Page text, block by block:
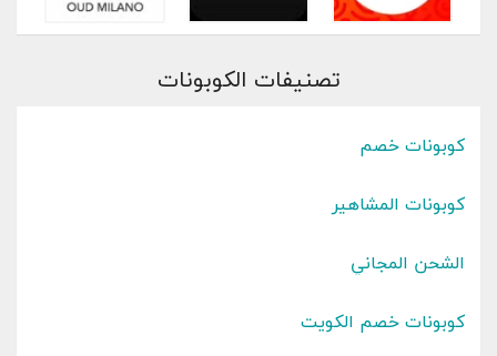
تصنيفات الكوبونات
كوبونات خصم
كوبونات المشاهير
الشحن المجاني
كوبونات خصم الكويت